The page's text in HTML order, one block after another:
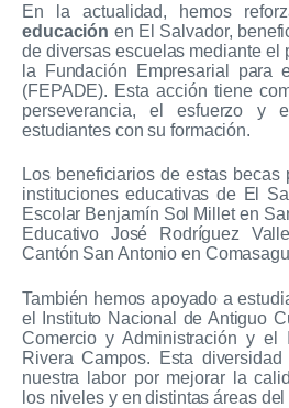
En la actualidad, hemos
educación en El Salvador,
de diversas escuelas mediante el
la Fundación Empresarial para
(FEPADE). Esta acción tiene
perseverancia, el esfuerzo y
estudiantes con su formación.
Los beneficiarios de estas becas
instituciones educativas de El
Escolar Benjamín Sol Millet en
Educativo José Rodríguez
Cantón San Antonio en
También hemos apoyado a
el Instituto Nacional de Antiguo
Comercio y Administración y el
Rivera Campos. Esta
nuestra labor por mejorar la
los niveles y en distintas áreas del